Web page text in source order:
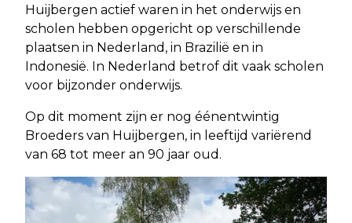
Huijbergen actief waren in het onderwijs en
scholen hebben opgericht op verschillende
plaatsen in Nederland, in Brazilië en in
Indonesië. In Nederland betrof dit vaak scholen
voor bijzonder onderwijs.
Op dit moment zijn er nog éénentwintig
Broeders van Huijbergen, in leeftijd variërend
van 68 tot meer an 90 jaar oud.